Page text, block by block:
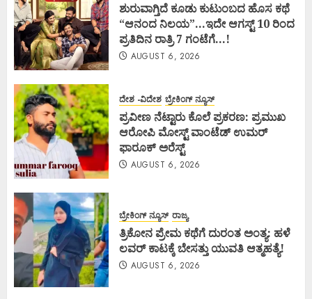
ಶುರುವಾಗ್ತಿದೆ ಕೂಡು ಕುಟುಂಬದ ಹೊಸ ಕಥೆ
“ಆನಂದ ನಿಲಯ”…ಇದೇ ಆಗಸ್ಟ್ 10 ರಿಂದ
ಪ್ರತಿದಿನ ರಾತ್ರಿ 7 ಗಂಟೆಗೆ…!
AUGUST 6, 2026
ದೇಶ -ವಿದೇಶ ಬ್ರೇಕಿಂಗ್ ನ್ಯೂಸ್
ಪ್ರವೀಣ ನೆಟ್ಟಾರು ಕೊಲೆ ಪ್ರಕರಣ: ಪ್ರಮುಖ
ಆರೋಪಿ ಮೋಸ್ಟ್ ವಾಂಟೆಡ್ ಉಮರ್
ಫಾರೂಕ್ ಅರೆಸ್ಟ್
AUGUST 6, 2026
ಬ್ರೇಕಿಂಗ್ ನ್ಯೂಸ್ ರಾಜ್ಯ
ತ್ರಿಕೋನ ಪ್ರೇಮ ಕಥೆಗೆ ದುರಂತ ಅಂತ್ಯ: ಹಳೆ
ಲವರ್ ಕಾಟಕ್ಕೆ ಬೇಸತ್ತು ಯುವತಿ ಆತ್ಮಹತ್ಯೆ!
AUGUST 6, 2026